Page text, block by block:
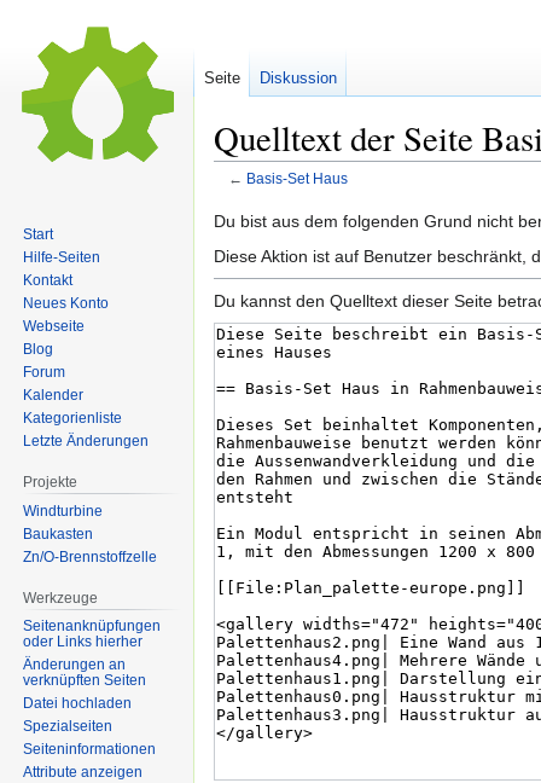
Quelltext der Seite
← Basis-Set Haus
Zur
Navigation
Zur
Suche
Du bist aus dem folgenden Grund nicht
Diese Aktion ist auf Benutzer beschränkt,
Du kannst den Quelltext dieser Seite
Seite Diskussion
Start
Hilfe-Seiten
Kontakt
Neues Konto
Webseite
Blog
Forum
Kalender
Kategorienliste
Letzte Änderungen
Projekte
Windturbine
Baukasten
Zn/O-Brennstoffzelle
Werkzeuge
Seitenanknüpfungen
oder Links hierher
Änderungen an
verknüpften Seiten
Datei hochladen
Spezialseiten
Seiten­informationen
Attribute anzeigen